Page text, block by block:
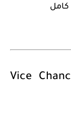
Vice